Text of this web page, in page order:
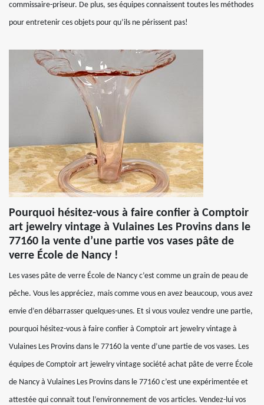
commissaire-priseur. De plus, ses équipes connaissent toutes les méthodes
pour entretenir ces objets pour qu’ils ne périssent pas!
Pourquoi hésitez-vous à faire confier à Comptoir
art jewelry vintage à Vulaines Les Provins dans le
77160 la vente d’une partie vos vases pâte de
verre École de Nancy !
Les vases pâte de verre École de Nancy c’est comme un grain de peau de
pêche. Vous les appréciez, mais comme vous en avez beaucoup, vous avez
envie d’en débarrasser quelques-unes. Et si vous voulez vendre une partie,
pourquoi hésitez-vous à faire confier à Comptoir art jewelry vintage à
Vulaines Les Provins dans le 77160 la vente d’une partie de vos vases. Les
équipes de Comptoir art jewelry vintage société achat pâte de verre École
de Nancy à Vulaines Les Provins dans le 77160 c’est une expérimentée et
attestée qui connait tout l’environnement de vos articles. Vendez-lui vos